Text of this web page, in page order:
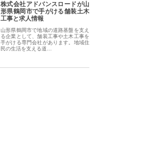
株式会社アドバンスロードが山
形県鶴岡市で手がける舗装土木
工事と求人情報
山形県鶴岡市で地域の道路基盤を支え
る企業として、舗装工事や土木工事を
手がける専門会社があります。地域住
民の生活を支える道…